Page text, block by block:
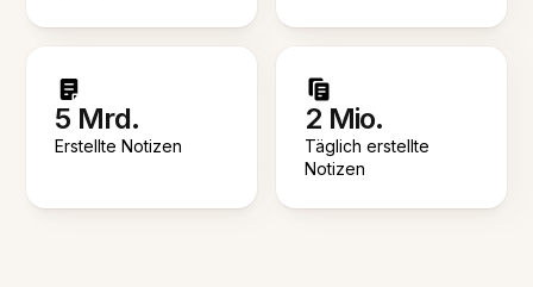
5 Mrd.
Erstellte Notizen
2 Mio.
Täglich erstellte
Notizen